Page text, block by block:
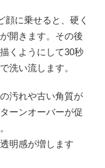
顔に乗せると、硬く
開きます。その後
くようにして30秒
洗い流します。
汚れや古い角質が
ーンオーバーが促
明感が増します